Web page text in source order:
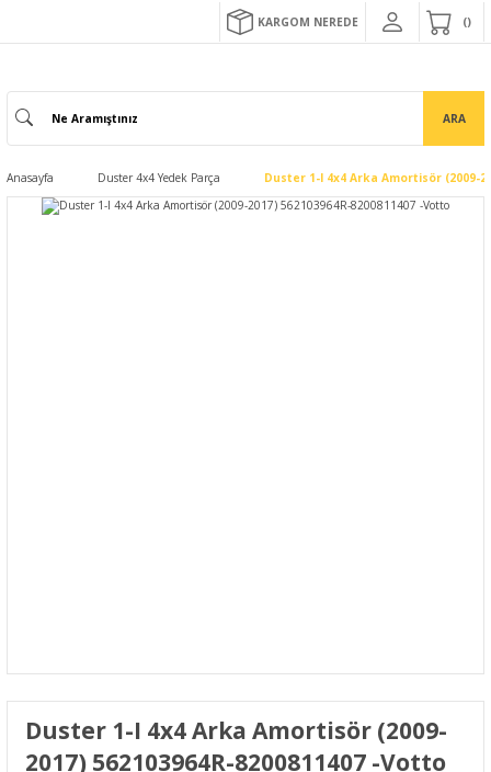
KARGOM NEREDE
ARA
Anasayfa Duster 4x4 Yedek Parça Duster 1-I 4x4 Arka Amortisör (2009-
Duster 1-I 4x4 Arka Amortisör (2009-
2017) 562103964R-8200811407 -Votto